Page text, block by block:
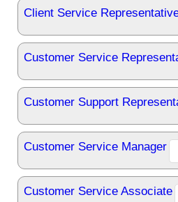
Client Service
Customer Service
Customer Support
Customer Service Manager
Customer Service Associate